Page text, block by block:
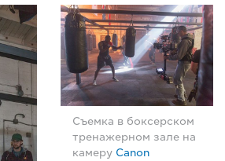
Съемка в боксерском
тренажерном зале на
камеру Canon